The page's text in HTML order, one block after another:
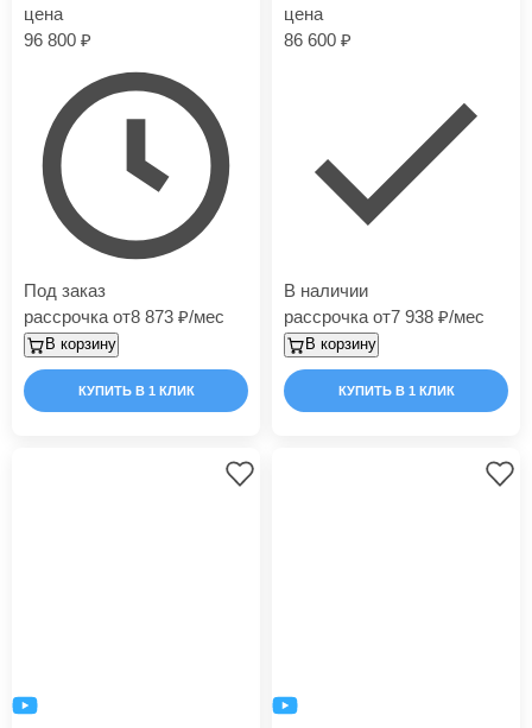
цена
96 800
Под заказ
рассрочка от8 873 /мес
В корзину
КУПИТЬ В 1 КЛИК
цена
86 600
В наличии
рассрочка от7 938 /мес
В корзину
КУПИТЬ В 1 КЛИК